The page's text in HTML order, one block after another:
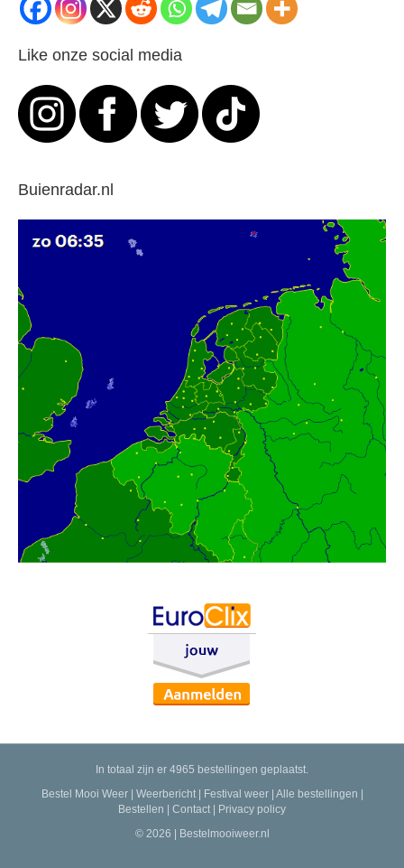
Like onze social media
Buienradar.nl
In totaal zijn er 4965 bestellingen geplaatst.
Bestel Mooi Weer| Weerbericht| Festival weer| Alle bestellingen |
Bestellen | Contact | Privacy policy
© 2026 | Bestelmooiweer.nl